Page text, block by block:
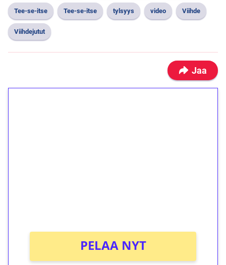
Tee-se-itse Tee-se-itse tylsyys video Viihde
Viihdejutut
Jaa
PELAA NYT